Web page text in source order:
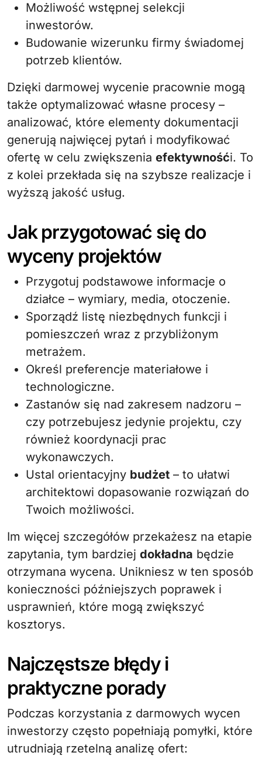
Możliwość wstępnej selekcji
inwestorów.
Budowanie wizerunku firmy świadomej
potrzeb klientów.
Dzięki darmowej wycenie pracownie mogą
także optymalizować własne procesy –
analizować, które elementy dokumentacji
generują najwięcej pytań i modyfikować
ofertę w celu zwiększenia efektywnośći. To
z kolei przekłada się na szybsze realizacje i
wyższą jakość usług.
Jak przygotować się do
wyceny projektów
Przygotuj podstawowe informacje o
działce – wymiary, media, otoczenie.
Sporządź listę niezbędnych funkcji i
pomieszczeń wraz z przybliżonym
metrażem.
Określ preferencje materiałowe i
technologiczne.
Zastanów się nad zakresem nadzoru –
czy potrzebujesz jedynie projektu, czy
również koordynacji prac
wykonawczych.
Ustal orientacyjny budżet – to ułatwi
architektowi dopasowanie rozwiązań do
Twoich możliwości.
Im więcej szczegółów przekażesz na etapie
zapytania, tym bardziej dokładna będzie
otrzymana wycena. Unikniesz w ten sposób
konieczności późniejszych poprawek i
usprawnień, które mogą zwiększyć
kosztorys.
Najczęstsze błędy i
praktyczne porady
Podczas korzystania z darmowych wycen
inwestorzy często popełniają pomyłki, które
utrudniają rzetelną analizę ofert: